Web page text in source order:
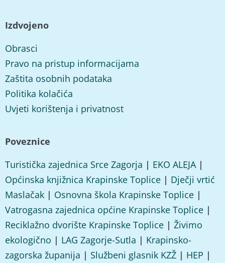
Izdvojeno
Obrasci
Pravo na pristup informacijama
Zaštita osobnih podataka
Politika kolačića
Uvjeti korištenja i privatnost
Poveznice
Turistička zajednica Srce Zagorja | EKO ALEJA|
Općinska knjižnica Krapinske Toplice | Dječji vrtić
Maslačak | Osnovna škola Krapinske Toplice |
Vatrogasna zajednica općine Krapinske Toplice |
Reciklažno dvorište Krapinske Toplice | Živimo
ekologično | LAG Zagorje-Sutla | Krapinsko-
zagorska županija | Službeni glasnik KZŽ | HEP |